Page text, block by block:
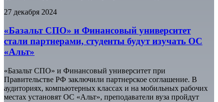
27 декабря 2024
«Базальт СПО» и Финансовый университет
стали партнерами, студенты будут изучать ОС
«Альт»
«Базальт СПО» и Финансовый университет при
Правительстве РФ заключили партнерское соглашение. В
аудиториях, компьютерных классах и на мобильных рабочих
местах установят ОС «Альт», преподаватели вуза пройдут